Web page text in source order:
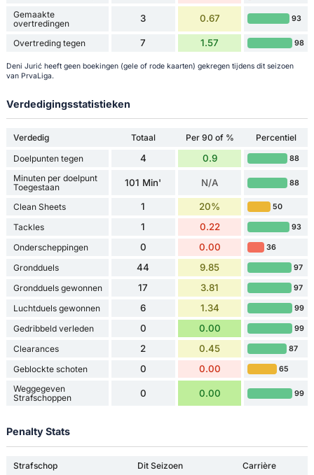
Gemaakte
overtredingen
3 0.67 93
Overtreding tegen 7 1.57 98
Deni Jurić heeft geen boekingen (gele of rode kaarten) gekregen tijdens dit seizoen
van PrvaLiga.
Verdedigingsstatistieken
Verdedig Totaal Per 90 of %
Percentiel
Doelpunten tegen
4 0.9 88
Minuten per doelpunt
Toegestaan
101 Min' N/A 88
Clean Sheets 1 20% 50
Tackles 1 0.22 93
Onderscheppingen 0 0.00 36
Grondduels 44 9.85 97
Grondduels gewonnen 17 3.81 97
Luchtduels gewonnen 6 1.34 99
Gedribbeld verleden 0 0.00 99
Clearances 2 0.45 87
Geblockte schoten 0 0.00 65
Weggegeven
Strafschoppen
0 0.00 99
Penalty Stats
Strafschop Dit Seizoen
Carrière